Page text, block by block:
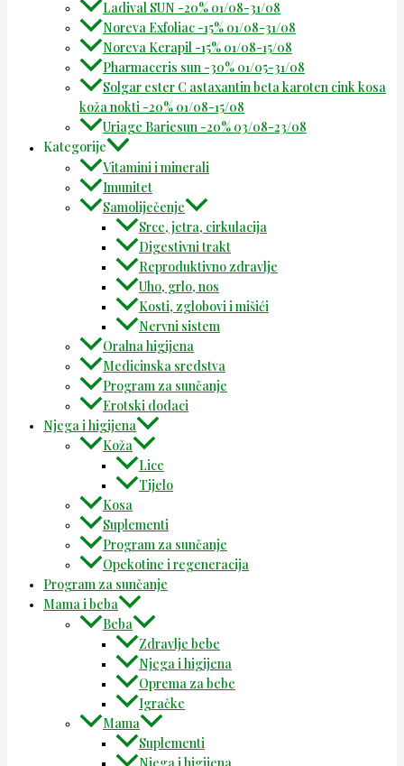
Ladival SUN -20% 01/08-31/08
Noreva Exfoliac -15% 01/08-31/08
Noreva Kerapil -15% 01/08-15/08
Pharmaceris sun -30% 01/05-31/08
Solgar ester C astaxantin beta karoten cink kosa
koža nokti -20% 01/08-15/08
Uriage Bariesun -20% 03/08-23/08
Kategorije
Vitamini i minerali
Imunitet
Samoliječenje
Srce, jetra, cirkulacija
Digestivni trakt
Reproduktivno zdravlje
Uho, grlo, nos
Kosti, zglobovi i mišići
Nervni sistem
Oralna higijena
Medicinska sredstva
Program za sunčanje
Erotski dodaci
Njega i higijena
Koža
Lice
Tijelo
Kosa
Suplementi
Program za sunčanje
Opekotine i regeneracija
Program za sunčanje
Mama i beba
Beba
Zdravlje bebe
Njega i higijena
Oprema za bebe
Igračke
Mama
Suplementi